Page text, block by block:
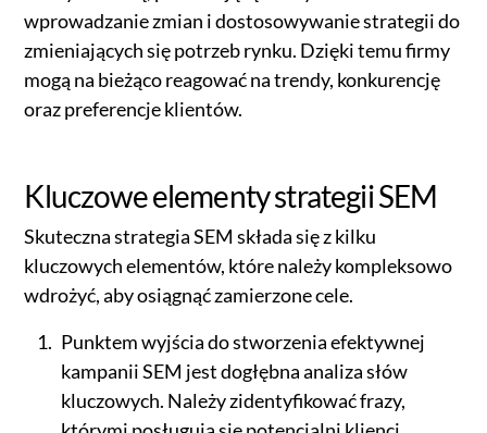
wprowadzanie zmian i dostosowywanie strategii do
zmieniających się potrzeb rynku. Dzięki temu firmy
mogą na bieżąco reagować na trendy, konkurencję
oraz preferencje klientów.
Kluczowe elementy strategii SEM
Skuteczna strategia SEM składa się z kilku
kluczowych elementów, które należy kompleksowo
wdrożyć, aby osiągnąć zamierzone cele.
Punktem wyjścia do stworzenia efektywnej
kampanii SEM jest dogłębna analiza słów
kluczowych. Należy zidentyfikować frazy,